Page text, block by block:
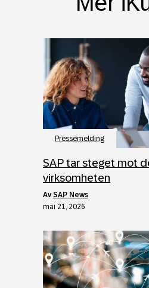
Pressemelding
SAP tar steget mot
virksomheten
avSAP News
mai 21, 2026